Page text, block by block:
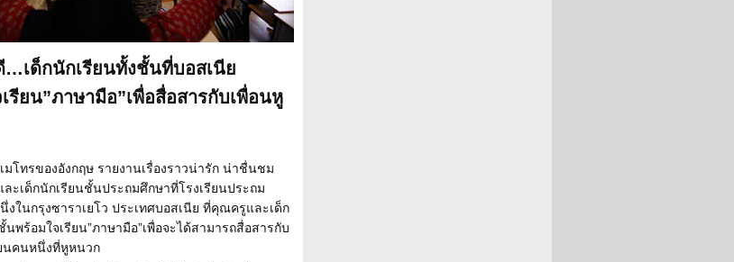
…เด็กนักเรียนทั้งชั้นที่บอสเนีย
รียน”ภาษามือ”เพื่อสื่อสารกับเพื่อนหู
มโทรของอังกฤษ รายงานเรื่องราวน่ารัก น่าชื่นชม
ะเด็กนักเรียนชั้นประถมศึกษาที่โรงเรียนประถม
งในกรุงซาราเยโว ประเทศบอสเนีย ที่คุณครูและเด็ก
นพร้อมใจเรียน”ภาษามือ”เพื่อจะได้สามารถสื่อสารกับ
นคนหนึ่งที่หูหนวก